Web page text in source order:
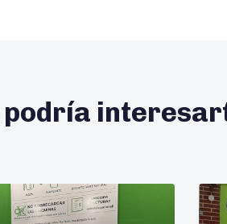
podría